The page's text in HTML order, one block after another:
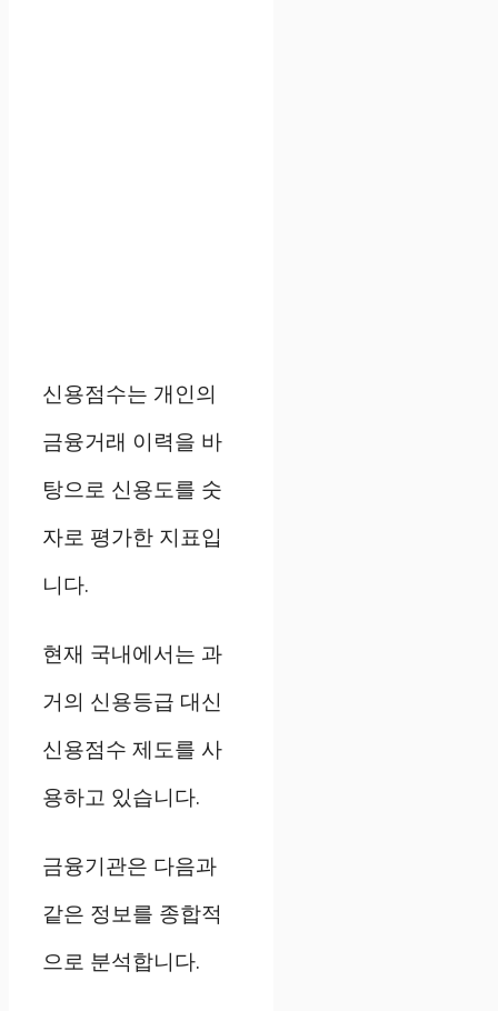
신용점수는 개인의
금융거래 이력을 바
탕으로 신용도를 숫
자로 평가한 지표입
니다.
현재 국내에서는 과
거의 신용등급 대신
신용점수 제도를 사
용하고 있습니다.
금융기관은 다음과
같은 정보를 종합적
으로 분석합니다.